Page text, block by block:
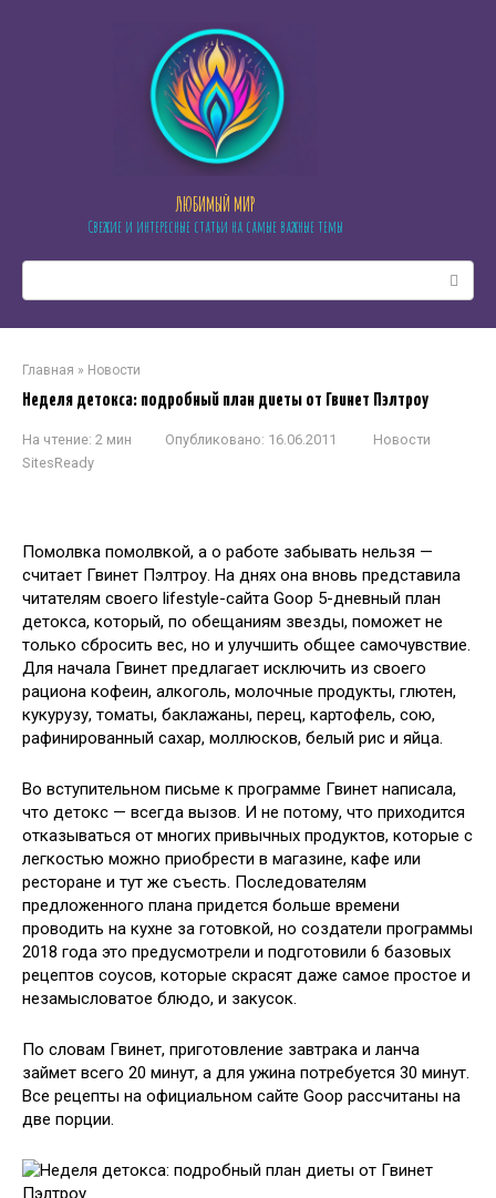
ЛЮБИМЫЙ МИР
Свежие и интересные статьи на самые важные темы
Главная » Новости
Неделя детокса: подробный план диеты от Гвинет Пэлтроу
На чтение: 2 мин Опубликовано: 16.06.2011
Новости
SitesReady
Помолвка помолвкой, а о работе забывать нельзя —
считает Гвинет Пэлтроу. На днях она вновь представила
читателям своего lifestyle-сайта Goop 5-дневный план
детокса, который, по обещаниям звезды, поможет не
только сбросить вес, но и улучшить общее самочувствие.
Для начала Гвинет предлагает исключить из своего
рациона кофеин, алкоголь, молочные продукты, глютен,
кукурузу, томаты, баклажаны, перец, картофель, сою,
рафинированный сахар, моллюсков, белый рис и яйца.
Во вступительном письме к программе Гвинет написала,
что детокс — всегда вызов. И не потому, что приходится
отказываться от многих привычных продуктов, которые с
легкостью можно приобрести в магазине, кафе или
ресторане и тут же съесть. Последователям
предложенного плана придется больше времени
проводить на кухне за готовкой, но создатели программы
2018 года это предусмотрели и подготовили 6 базовых
рецептов соусов, которые скрасят даже самое простое и
незамысловатое блюдо, и закусок.
По словам Гвинет, приготовление завтрака и ланча
займет всего 20 минут, а для ужина потребуется 30 минут.
Все рецепты на официальном сайте Goop рассчитаны на
две порции.